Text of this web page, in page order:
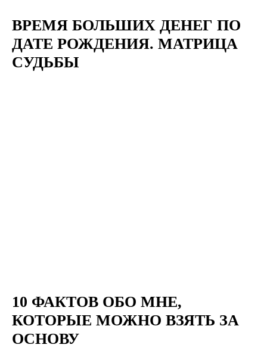
ВРЕМЯ БОЛЬШИХ ДЕНЕГ ПО
ДАТЕ РОЖДЕНИЯ. МАТРИЦА
СУДЬБЫ
10 ФАКТОВ ОБО МНЕ,
КОТОРЫЕ МОЖНО ВЗЯТЬ ЗА
ОСНОВУ